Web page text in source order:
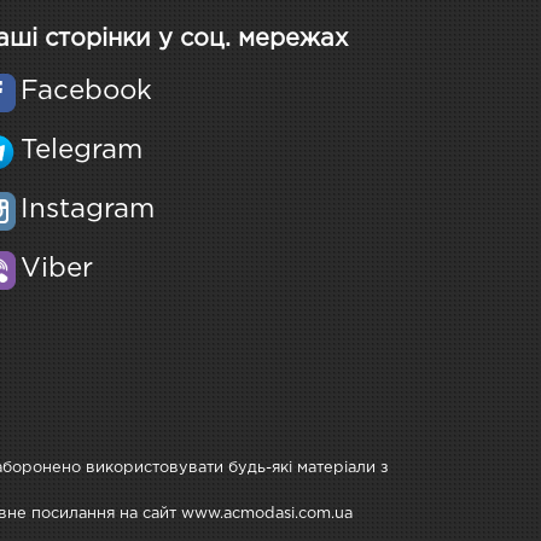
сторінки у соц. мережах
Facebook
Telegram
Instagram
Viber
використовувати будь-які матеріали з
посилання на сайт www.acmodasi.com.ua